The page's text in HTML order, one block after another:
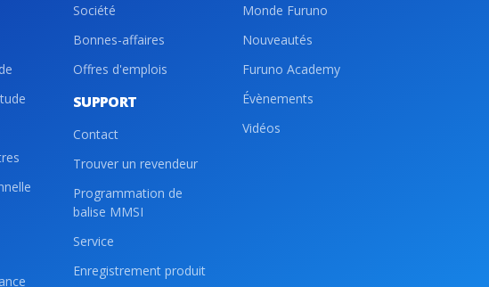
Société
Bonnes-affaires
Offres d'emplois
SUPPORT
Contact
Trouver un revendeur
Programmation de
balise MMSI
Service
Enregistrement produit
Monde Furuno
Nouveautés
Furuno Academy
Évènements
Vidéos